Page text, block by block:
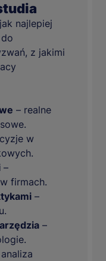
najlepiej
z jakimi
– realne
w
–
firmach.
–
–